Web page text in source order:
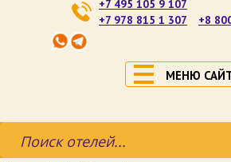
+7 495 105 9 107
+7 978 815 1 307
+8
МЕНЮ